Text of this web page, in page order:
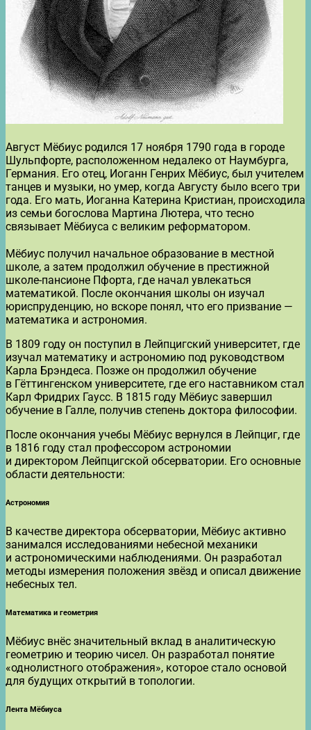
Август Мёбиус родился 17 ноября 1790 года в городе
Шульпфорте, расположенном недалеко от Наумбурга,
Германия. Его отец, Иоганн Генрих Мёбиус, был учителем
танцев и музыки, но умер, когда Августу было всего три
года. Его мать, Иоганна Катерина Кристиан, происходила
из семьи богослова Мартина Лютера, что тесно
связывает Мёбиуса с великим реформатором.
Мёбиус получил начальное образование в местной
школе, а затем продолжил обучение в престижной
школе-пансионе Пфорта, где начал увлекаться
математикой. После окончания школы он изучал
юриспруденцию, но вскоре понял, что его призвание —
математика и астрономия.
В 1809 году он поступил в Лейпцигский университет, где
изучал математику и астрономию под руководством
Карла Брэндеса. Позже он продолжил обучение
в Гёттингенском университете, где его наставником стал
Карл Фридрих Гаусс. В 1815 году Мёбиус завершил
обучение в Галле, получив степень доктора философии.
После окончания учебы Мёбиус вернулся в Лейпциг, где
в 1816 году стал профессором астрономии
и директором Лейпцигской обсерватории. Его основные
области деятельности:
Астрономия
В качестве директора обсерватории, Мёбиус активно
занимался исследованиями небесной механики
и астрономическими наблюдениями. Он разработал
методы измерения положения звёзд и описал движение
небесных тел.
Математика и геометрия
Мёбиус внёс значительный вклад в аналитическую
геометрию и теорию чисел. Он разработал понятие
«однолистного отображения», которое стало основой
для будущих открытий в топологии.
Лента Мёбиуса